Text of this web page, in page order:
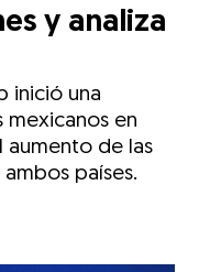
y analiza
inició una
mexicanos en
aumento de las
países.
EmailFacebook
mediante Twitter
mediante LinkedIn
actual mediante